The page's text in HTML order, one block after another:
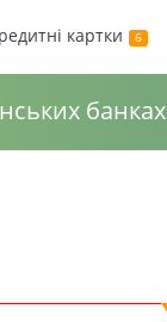
картки
банках